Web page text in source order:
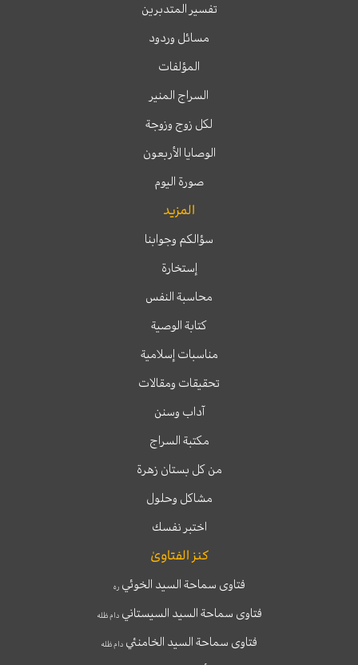
تفسير المتدبرين
مسائل وردود
المؤلفات
السراج المنير
لكل زوج وزوجة
الوصايا الأربعون
صورة اليوم
المزيد
سؤالكم وجوابنا
إستخارة
محاسبة النفس
كتابة الوصية
مناسبات إسلامية
تحقيقات ومقالات
آداب وسنن
مكتبة السراج
من كل بستان زهرة
مشاكل وحلول
اختبر نفسك
كنز الفتاوىٰ
فتاوى سماحة السيد الخوئيره
فتاوى سماحة السيد السيستانيدام ظله
فتاوى سماحة السيد الخامنئي دام ظله